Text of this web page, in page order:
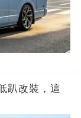
趴改裝，這